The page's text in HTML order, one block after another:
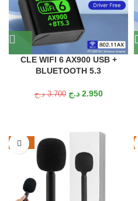
CLE WIFI 6 AX900 USB +
BLUETOOTH 5.3
3.700 د.ج 2.950 د.ج
-39%